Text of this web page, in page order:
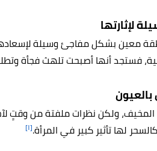
لإثارتها
بشكل مفاجئ وسيلة لإسعادها
فستجد أنها أصبحت تلهث فجأة
ولكن نظرات ملفتة من وقتٍ
لها تأثير كبير في المرأة.[١]